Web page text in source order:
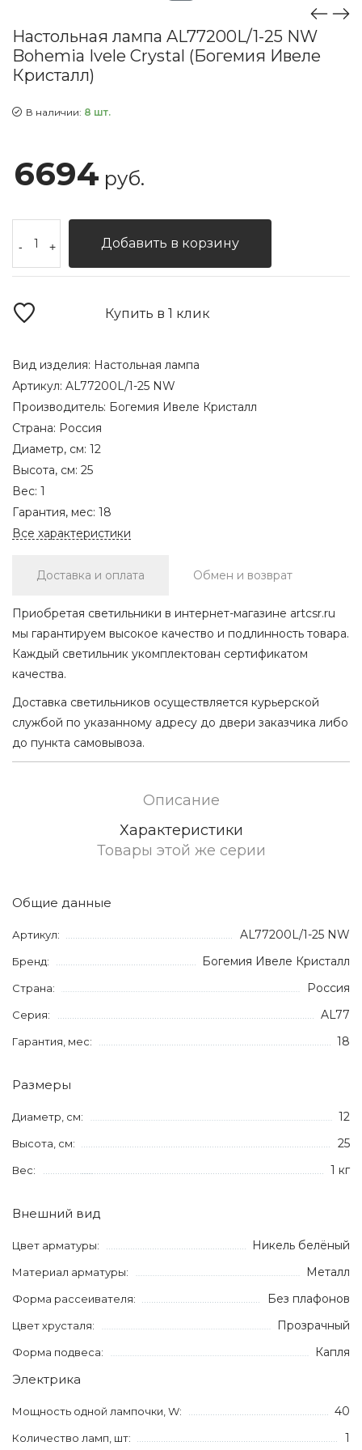
Настольная лампа AL77200L/1-25 NW
Bohemia Ivele Crystal (Богемия Ивеле
Кристалл)
В наличии: 8 шт.
6694 руб.
- + Добавить в корзину
Купить в 1 клик
Вид изделия: Настольная лампа
Артикул: AL77200L/1-25 NW
Производитель: Богемия Ивеле Кристалл
Страна: Россия
Диаметр, см: 12
Высота, см: 25
Вес: 1
Гарантия, мес: 18
Все характеристики
Доставка и оплата Обмен и возврат
Приобретая светильники в интернет-магазине artcsr.ru
мы гарантируем высокое качество и подлинность товара.
Каждый светильник укомплектован сертификатом
качества.
Доставка светильников осуществляется курьерской
службой по указанному адресу до двери заказчика либо
до пункта самовывоза.
Описание
Характеристики
Товары этой же серии
Общие данные
Артикул: AL77200L/1-25 NW
Бренд: Богемия Ивеле Кристалл
Страна: Россия
Серия: AL77
Гарантия, мес: 18
Размеры
Диаметр, см: 12
Высота, см: 25
Вес: 1 кг
Внешний вид
Цвет арматуры: Никель белёный
Материал арматуры: Металл
Форма рассеивателя: Без плафонов
Цвет хрусталя: Прозрачный
Форма подвеса: Капля
Электрика
Мощность одной лампочки, W: 40
Количество ламп, шт: 1